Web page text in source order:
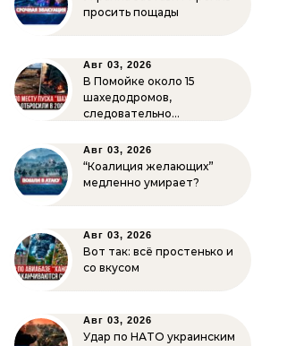
просить пощады
Авг 03, 2026
В Помойке около 15
шахедодромов,
следовательно…
Авг 03, 2026
“Коалиция желающих”
медленно умирает?
Авг 03, 2026
Вот так: всё простенько и
со вкусом
Авг 03, 2026
Удар по НАТО украинским